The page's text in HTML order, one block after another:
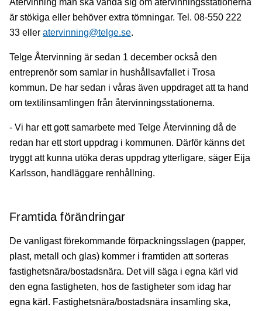
är stökiga eller behöver extra tömningar. Tel. 08-550 222
33 eller atervinning@telge.se.
Telge Återvinning är sedan 1 december också den
entreprenör som samlar in hushållsavfallet i Trosa
kommun. De har sedan i våras även uppdraget att ta hand
om textilinsamlingen från återvinningsstationerna.
- Vi har ett gott samarbete med Telge Återvinning då de
redan har ett stort uppdrag i kommunen. Därför känns det
tryggt att kunna utöka deras uppdrag ytterligare, säger Eija
Karlsson, handläggare renhållning.
Framtida förändringar
De vanligast förekommande förpackningsslagen (papper,
plast, metall och glas) kommer i framtiden att sorteras
fastighetsnära/bostadsnära. Det vill säga i egna kärl vid
den egna fastigheten, hos de fastigheter som idag har
egna kärl. Fastighetsnära/bostadsnära insamling ska,